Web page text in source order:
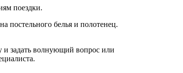
поездки.
постельного белья и полотенец.
задать волнующий вопрос или